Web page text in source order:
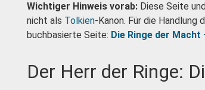
Wichtiger Hinweis vorab: Diese Seite
nicht als Tolkien-Kanon. Für die Handlung
buchbasierte Seite: Die Ringe der
Der Herr der Ringe: